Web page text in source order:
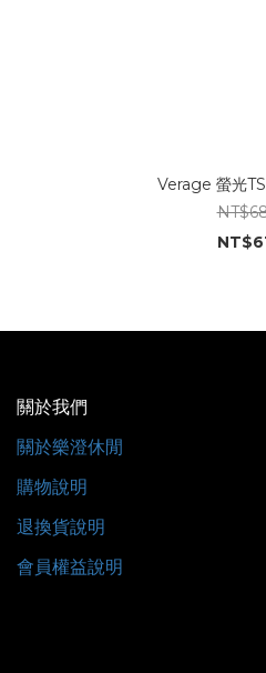
Verage 螢光
關於我們
關於樂澄休閒
購物說明
退換貨說明
會員權益說明